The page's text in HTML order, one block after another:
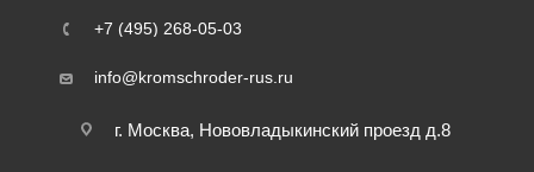
+7 (495) 268-05-03
info@kromschroder-rus.ru
г. Москва, Нововладыкинский проезд д.8